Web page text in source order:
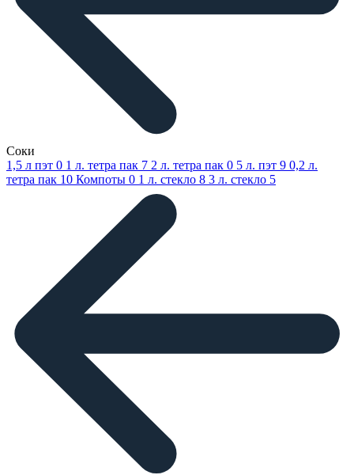
Соки
1,5 л пэт 0 1 л. тетра пак 7 2 л. тетра пак 0 5 л. пэт 9 0,2 л.
тетра пак 10 Компоты 0 1 л. стекло 8 3 л. стекло 5